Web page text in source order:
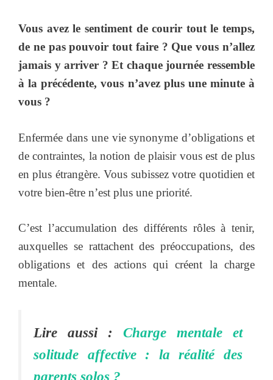
Vous avez le sentiment de courir tout le temps,
de ne pas pouvoir tout faire ? Que vous n’allez
jamais y arriver ? Et chaque journée ressemble
à la précédente, vous n’avez plus une minute à
vous ?
Enfermée dans une vie synonyme d’obligations et
de contraintes, la notion de plaisir vous est de plus
en plus étrangère. Vous subissez votre quotidien et
votre bien-être n’est plus une priorité.
C’est l’accumulation des différents rôles à tenir,
auxquelles se rattachent des préoccupations, des
obligations et des actions qui créent la charge
mentale.
Lire aussi : Charge mentale et
solitude affective : la réalité des
parents solos ?